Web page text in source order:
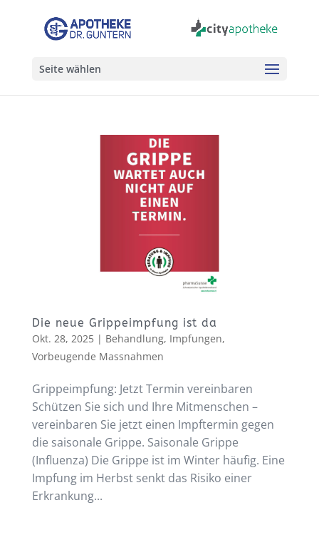
Seite wählen
Die neue Grippeimpfung ist da
Okt. 28, 2025| Behandlung, Impfungen,
Vorbeugende Massnahmen
Grippeimpfung: Jetzt Termin vereinbaren
Schützen Sie sich und Ihre Mitmenschen –
vereinbaren Sie jetzt einen Impftermin gegen
die saisonale Grippe. Saisonale Grippe
(Influenza) Die Grippe ist im Winter häufig. Eine
Impfung im Herbst senkt das Risiko einer
Erkrankung...